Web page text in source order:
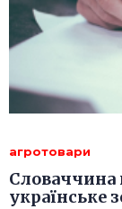
агротовари
Словаччина
українське